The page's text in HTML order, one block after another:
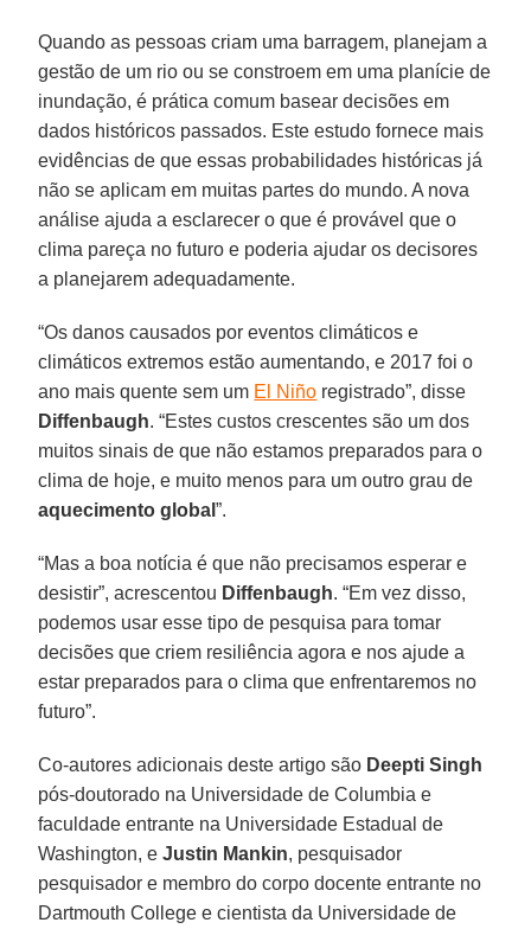
Quando as pessoas criam uma barragem, planejam a
gestão de um rio ou se constroem em uma planície de
inundação, é prática comum basear decisões em
dados históricos passados. Este estudo fornece mais
evidências de que essas probabilidades históricas já
não se aplicam em muitas partes do mundo. A nova
análise ajuda a esclarecer o que é provável que o
clima pareça no futuro e poderia ajudar os decisores
a planejarem adequadamente.
“Os danos causados por eventos climáticos e
climáticos extremos estão aumentando, e 2017 foi o
ano mais quente sem um El Niño registrado”, disse
Diffenbaugh. “Estes custos crescentes são um dos
muitos sinais de que não estamos preparados para o
clima de hoje, e muito menos para um outro grau de
aquecimento global”.
“Mas a boa notícia é que não precisamos esperar e
desistir”, acrescentou Diffenbaugh. “Em vez disso,
podemos usar esse tipo de pesquisa para tomar
decisões que criem resiliência agora e nos ajude a
estar preparados para o clima que enfrentaremos no
futuro”.
Co-autores adicionais deste artigo são Deepti Singh
pós-doutorado na Universidade de Columbia e
faculdade entrante na Universidade Estadual de
Washington, eJustin Mankin, pesquisador
pesquisador e membro do corpo docente entrante no
Dartmouth College e cientista da Universidade de